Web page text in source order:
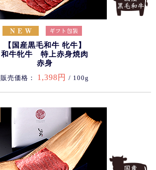
【国産黒毛和牛 牝牛】
和牛牝牛 特上赤身焼肉
赤身
販売価格： 1,398円 / 100g